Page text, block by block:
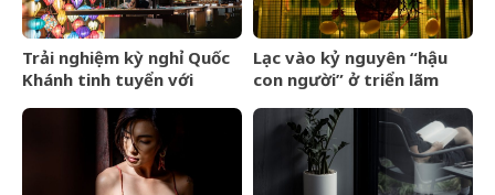
Trải nghiệm kỳ nghỉ Quốc
Khánh tinh tuyển với
Lạc vào kỷ nguyên “hậu
con người” ở triển lãm
Chit Chítt